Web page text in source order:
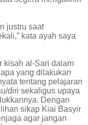
justru saat
kata ayah saya
kisah al-Sari dalam
yang dilakukan
tentang pelajaran
diri sekaligus upaya
Dengan
sikap Kiai Basyir
agar jangan